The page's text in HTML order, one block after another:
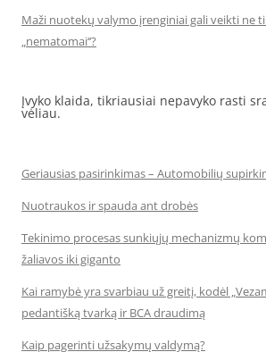
Maži nuotekų valymo įrenginiai gali veikti ne
„nematomai‘‘?
Įvyko klaida, tikriausiai nepavyko rasti
vėliau.
Geriausias pasirinkimas – Automobilių
Nuotraukos ir spauda ant drobės
Tekinimo procesas sunkiųjų mechanizmų
žaliavos iki giganto
Kai ramybė yra svarbiau už greitį, kodėl
pedantišką tvarką ir BCA draudimą
Kaip pagerinti užsakymų valdymą?